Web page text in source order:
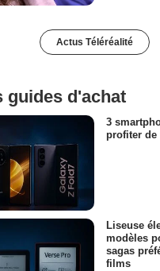
Actus Téléréalité
guides d'achat
3
profiter
Liseuse
modèles
sagas
films